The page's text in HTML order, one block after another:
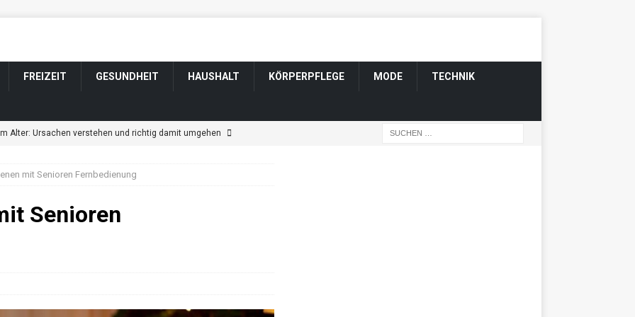
FREIZEIT GESUNDHEIT HAUSHALT KÖRPERPFLEGE MODE TECHNIK
Alter: Ursachen verstehen und richtig damit umgehen
im Alter: Welche harmlos sind und wann Sie zum Arzt sollten
mit Senioren Fernbedienung
Senioren